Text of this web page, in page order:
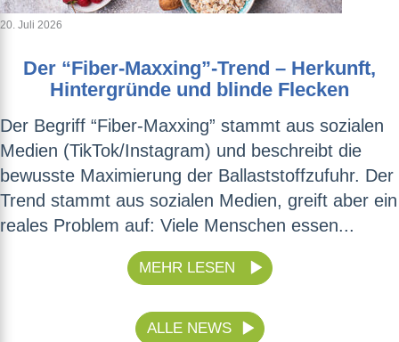
20. Juli 2026
Der “Fiber-Maxxing”-Trend – Herkunft,
Hintergründe und blinde Flecken
Der Begriff “Fiber-Maxxing” stammt aus sozialen
Medien (TikTok/Instagram) und beschreibt die
bewusste Maximierung der Ballaststoffzufuhr. Der
Trend stammt aus sozialen Medien, greift aber ein
reales Problem auf: Viele Menschen essen...
MEHR LESEN
ALLE NEWS